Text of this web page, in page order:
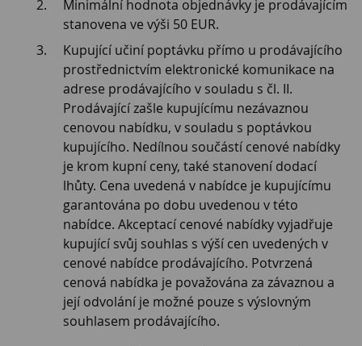
Minimální hodnota objednávky je prodávajícím
stanovena ve výši 50 EUR.
Kupující učiní poptávku přímo u prodávajícího
prostřednictvím elektronické komunikace na
adrese prodávajícího v souladu s čl. II.
Prodávající zašle kupujícímu nezávaznou
cenovou nabídku, v souladu s poptávkou
kupujícího. Nedílnou součástí cenové nabídky
je krom kupní ceny, také stanovení dodací
lhůty. Cena uvedená v nabídce je kupujícímu
garantována po dobu uvedenou v této
nabídce. Akceptací cenové nabídky vyjadřuje
kupující svůj souhlas s výší cen uvedených v
cenové nabídce prodávajícího. Potvrzená
cenová nabídka je považována za závaznou a
její odvolání je možné pouze s výslovným
souhlasem prodávajícího.